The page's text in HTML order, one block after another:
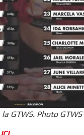
GTWS. Photo